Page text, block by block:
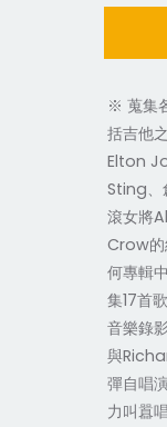
※ 蒐集
括吉他
Elton
Sting、
滾女將
Crow的
何專輯
集17首
音樂錄
與
彈自唱
力叫囂